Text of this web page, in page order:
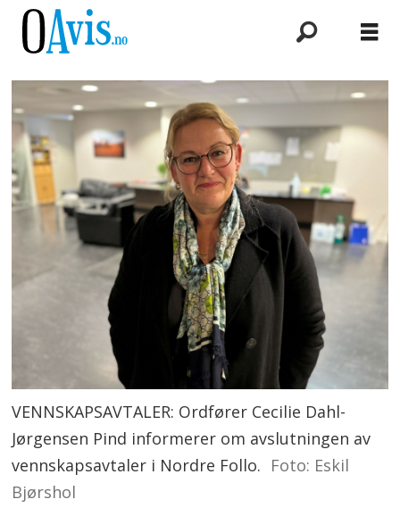
VENNSKAPSAVTALER: Ordfører Cecilie Dahl-
Jørgensen Pind informerer om avslutningen av
vennskapsavtaler i Nordre Follo. Foto: Eskil
Bjørshol